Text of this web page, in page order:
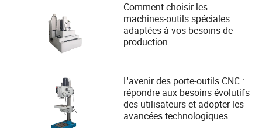
Comment choisir les
machines-outils spéciales
adaptées à vos besoins de
production
L'avenir des porte-outils CNC :
répondre aux besoins évolutifs
des utilisateurs et adopter les
avancées technologiques